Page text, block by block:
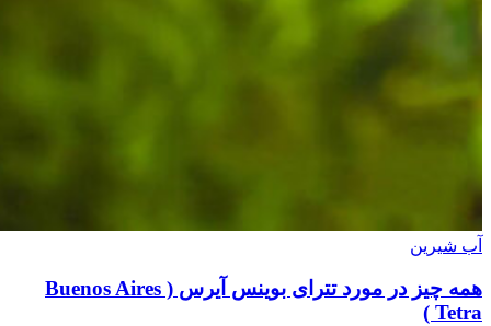
آب شیرین
همه چیز در مورد تترای بوینس آیرس ( Buenos Aires
Tetra )